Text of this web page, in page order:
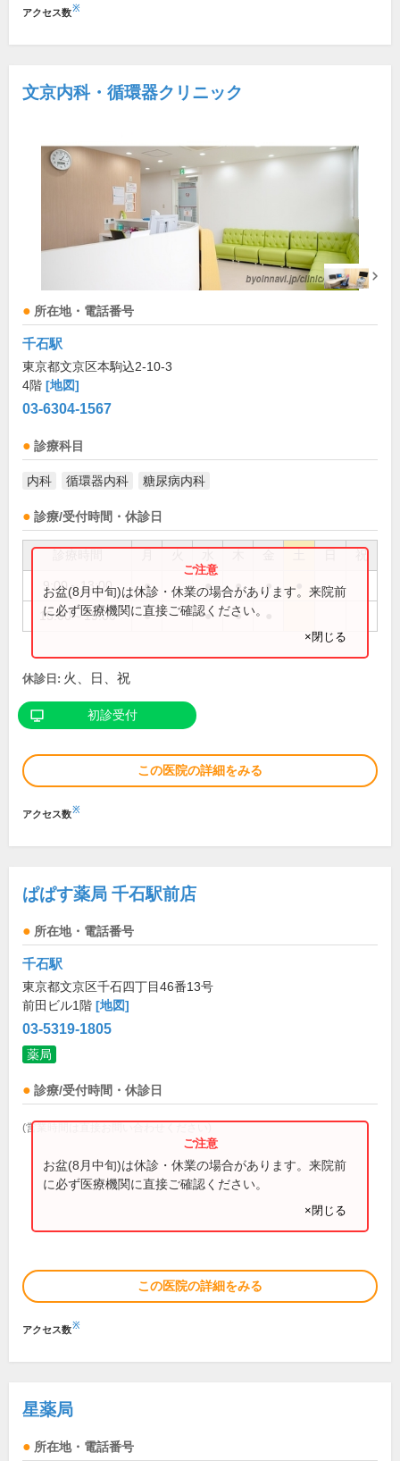
アクセス数※
文京内科・循環器クリニック
所在地・電話番号
千石駅
東京都文京区本駒込2-10-3
4階 [地図]
03-6304-1567
診療科目
内科 循環器内科 糖尿病内科
診療/受付時間・休診日
祝
9:00～13:00 ● ● ● ●
15:00～19:00 ● ● ●
お盆(8月中旬)は休診・休業の場合があります。来院前
に必ず医療機関に直接ご確認ください。
×閉じる
休診日: 火、日、祝
初診受付
この医院の詳細をみる
アクセス数※
ぱぱす薬局 千石駅前店
所在地・電話番号
千石駅
東京都文京区千石四丁目46番13号
前田ビル1階 [地図]
03-5319-1805
薬局
診療/受付時間・休診日
(営業時間は直接お問い合わせください)
お盆(8月中旬)は休診・休業の場合があります。来院前
に必ず医療機関に直接ご確認ください。
×閉じる
この医院の詳細をみる
アクセス数※
星薬局
所在地・電話番号